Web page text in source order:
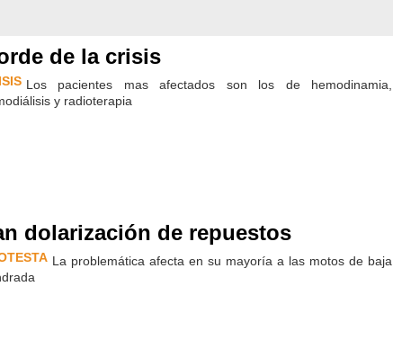
de la crisis
Los pacientes mas afectados son los de hemodinamia,
y radioterapia
dolarización de repuestos
La problemática afecta en su mayoría a las motos de baja